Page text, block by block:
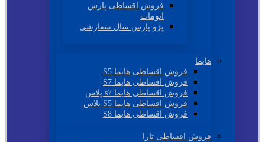
فروش اقساطی پارس
اتومات
پژو پارس سال سفارشی
هایما
فروش اقساطی هایما S5
فروش اقساطی هایما S7
فروش اقساطی هایما s7 پلاس
فروش اقساطی هایما S5 پلاس
فروش اقساطی هایما S8
فروش اقساطی تارا